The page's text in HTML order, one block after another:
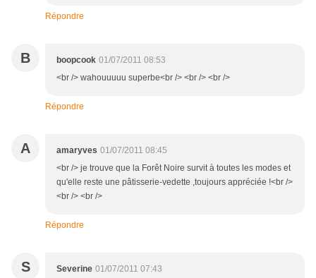
Répondre
B boopcook 01/07/2011 08:53
<br /> wahouuuuu superbe<br /> <br /> <br />
Répondre
A amaryves 01/07/2011 08:45
<br /> je trouve que la Forêt Noire survit à toutes les modes et
qu'elle reste une pâtisserie-vedette ,toujours appréciée !<br />
<br /> <br />
Répondre
S Severine 01/07/2011 07:43